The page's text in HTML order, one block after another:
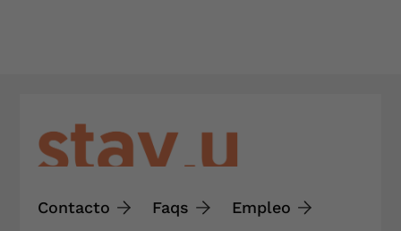
Contacto Faqs Empleo